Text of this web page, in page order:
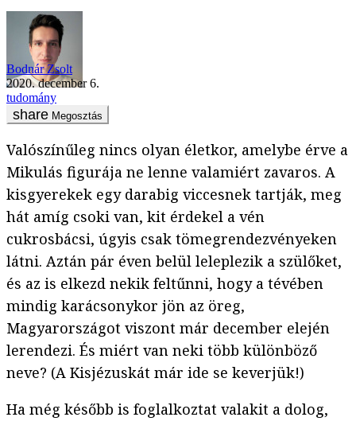
Bodnár Zsolt
2020. december 6.
tudomány
Megosztás
Valószínűleg nincs olyan életkor, amelybe érve a
Mikulás figurája ne lenne valamiért zavaros. A
kisgyerekek egy darabig viccesnek tartják, meg
hát amíg csoki van, kit érdekel a vén
cukrosbácsi, úgyis csak tömegrendezvényeken
látni. Aztán pár éven belül leleplezik a szülőket,
és az is elkezd nekik feltűnni, hogy a tévében
mindig karácsonykor jön az öreg,
Magyarországot viszont már december elején
lerendezi. És miért van neki több különböző
neve? (A Kisjézuskát már ide se keverjük!)
Ha még később is foglalkoztat valakit a dolog,